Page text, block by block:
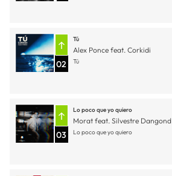
02
Tú
Alex Ponce feat. Corkidi
Tú
03
Lo poco que yo quiero
Morat feat. Silvestre Dangond
Lo poco que yo quiero